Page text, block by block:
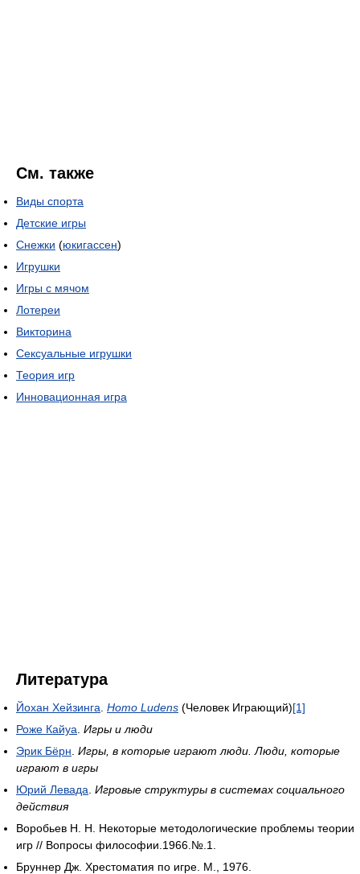
См. также
Виды спорта
Детские игры
Снежки (юкигассен)
Игрушки
Игры с мячом
Лотереи
Викторина
Сексуальные игрушки
Теория игр
Инновационная игра
Литература
Йохан Хейзинга Homo Ludens (Человек Играющий)[1]
Роже Кайуа Игры и люди
Эрик Бёрн Игры, в которые играют люди. Люди, которые
играют в игры
Юрий Левада Игровые структуры в системах социального
действия
Воробьев Н. Н. Некоторые методологические проблемы теории
игр // Вопросы философии.1966.№.1.
Бруннер Дж. Хрестоматия по игре. М., 1976.